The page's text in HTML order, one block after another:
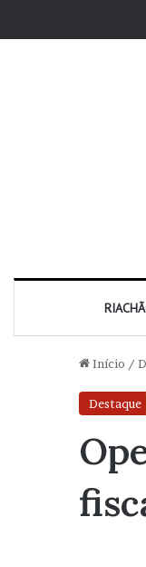
Início /
Destaque